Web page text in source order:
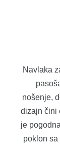
Navlaka
nošenje,
dizajn čini
je
poklon